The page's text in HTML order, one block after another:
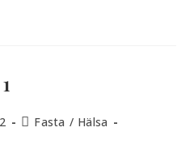
Fasta / Hälsa